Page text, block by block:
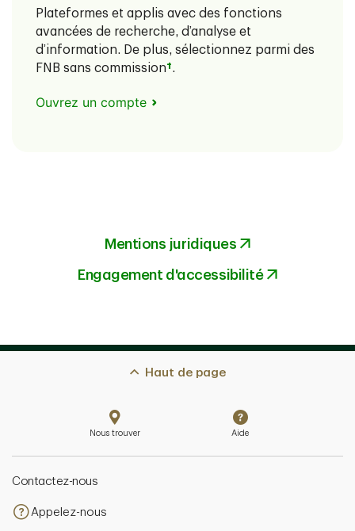
Plateformes et applis avec des fonctions
avancées de recherche, d’analyse et
d’information. De plus, sélectionnez parmi des
FNB sans commission†.
Ouvrez un compte
Mentions juridiques
Engagement d'accessibilité
Haut de page
Nous trouver Aide
Contactez-nous
Appelez-nous